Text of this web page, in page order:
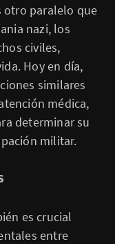
otro paralelo que
nazi, los
civiles,
Hoy en día,
similares
médica,
determinar su
militar.
es crucial
entre